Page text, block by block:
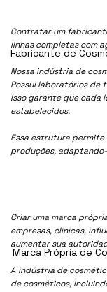
Contratar um
linhas completas com
Nossa indústria de
Possui laboratórios de
Isso garante que cada
estabelecidos.
Essa estrutura
produções,
Criar uma marca
empresas, clínicas,
aumentar sua
A indústria de
de cosméticos,
Fabricante de
Marca Própria de